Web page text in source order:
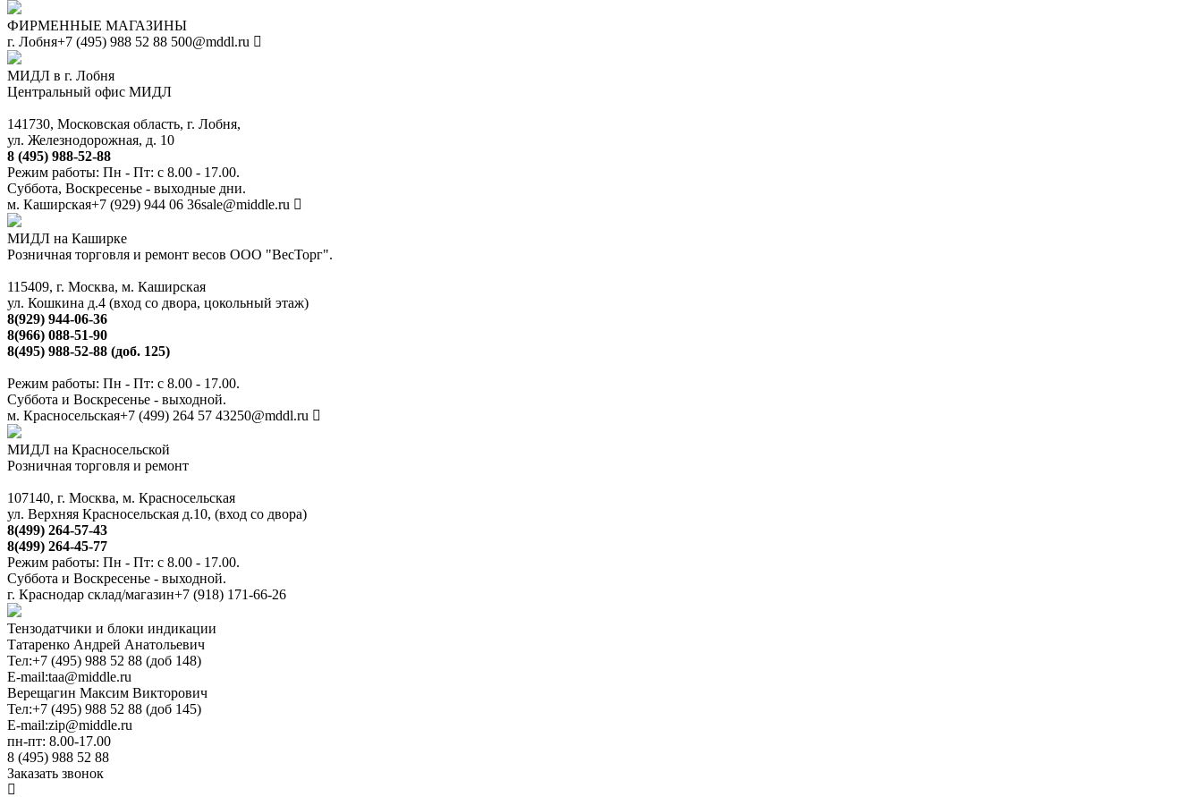
ФИРМЕННЫЕ МАГАЗИНЫ
г. Лобня+7 (495) 988 52 88 500@mddl.ru
МИДЛ в г. Лобня
Центральный офис МИДЛ
141730, Московская область, г. Лобня,
ул. Железнодорожная, д. 10
8 (495) 988-52-88
Режим работы: Пн - Пт: с 8.00 - 17.00.
Суббота, Воскресенье - выходные дни.
м. Каширская+7 (929) 944 06 36sale@middle.ru
МИДЛ на Каширке
Розничная торговля и ремонт весов ООО "ВесТорг".
115409, г. Москва, м. Каширская
ул. Кошкина д.4 (вход со двора, цокольный этаж)
8(929) 944-06-36
8(966) 088-51-90
8(495) 988-52-88 (доб. 125)
Режим работы: Пн - Пт: с 8.00 - 17.00.
Суббота и Воскресенье - выходной.
м. Красносельская+7 (499) 264 57 43250@mddl.ru
МИДЛ на Красносельской
Розничная торговля и ремонт
107140, г. Москва, м. Красносельская
ул. Верхняя Красносельская д.10, (вход со двора)
8(499) 264-57-43
8(499) 264-45-77
Режим работы: Пн - Пт: с 8.00 - 17.00.
Суббота и Воскресенье - выходной.
г. Краснодар склад/магазин+7 (918) 171-66-26
Тензодатчики и блоки индикации
Татаренко Андрей Анатольевич
Тел:+7 (495) 988 52 88 (доб 148)
E-mail:taa@middle.ru
Верещагин Максим Викторович
Тел:+7 (495) 988 52 88 (доб 145)
E-mail:zip@middle.ru
пн-пт: 8.00-17.00
8 (495) 988 52 88
Заказать звонок